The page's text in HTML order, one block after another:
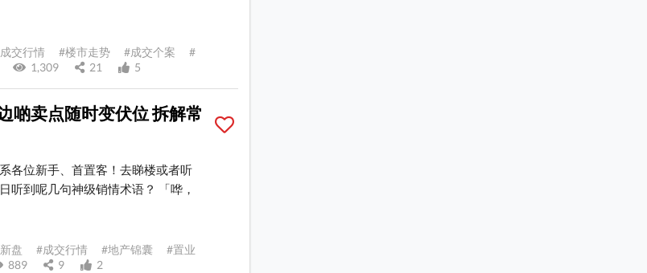
交行情 #楼市走势 #成交个案 #
1,309 21 5
啲卖点随时变伏位 拆解常
各位新手、首置客！去睇楼或者听
听到呢几句神级销情术语？ 「哗，
盘 #成交行情 #地产锦囊 #置业
889 9 2